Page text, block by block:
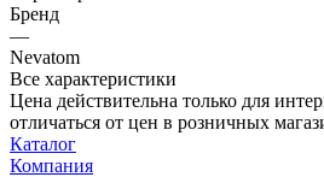
Бренд
—
Nevatom
Все характеристики
Цена действительна только для
отличаться от цен в розничных
Каталог
Компания